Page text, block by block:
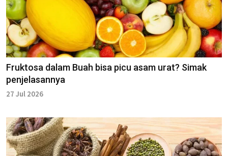
Fruktosa dalam Buah bisa picu asam urat? Simak
penjelasannya
27 Jul 2026